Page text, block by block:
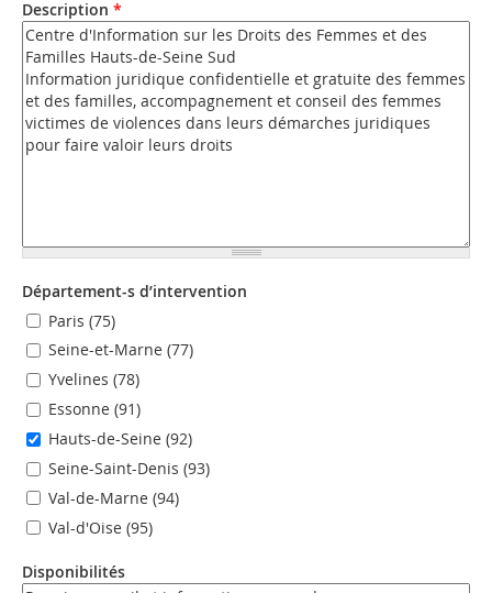
Description *
Département-s d’intervention
Paris (75)
Seine-et-Marne (77)
Yvelines (78)
Essonne (91)
Hauts-de-Seine (92)
Seine-Saint-Denis (93)
Val-de-Marne (94)
Val-d'Oise (95)
Disponibilités